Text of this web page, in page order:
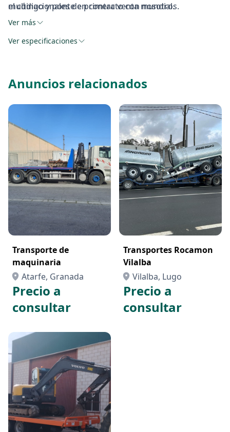
multinacionales de primera venta mundial.
el código y ponte en contacto con nosotros.
Ver más
Ver especificaciones
Anuncios relacionados
Transporte de
maquinaria
Atarfe, Granada
Precio a
consultar
Transportes Rocamon
Vilalba
Vilalba, Lugo
Precio a
consultar